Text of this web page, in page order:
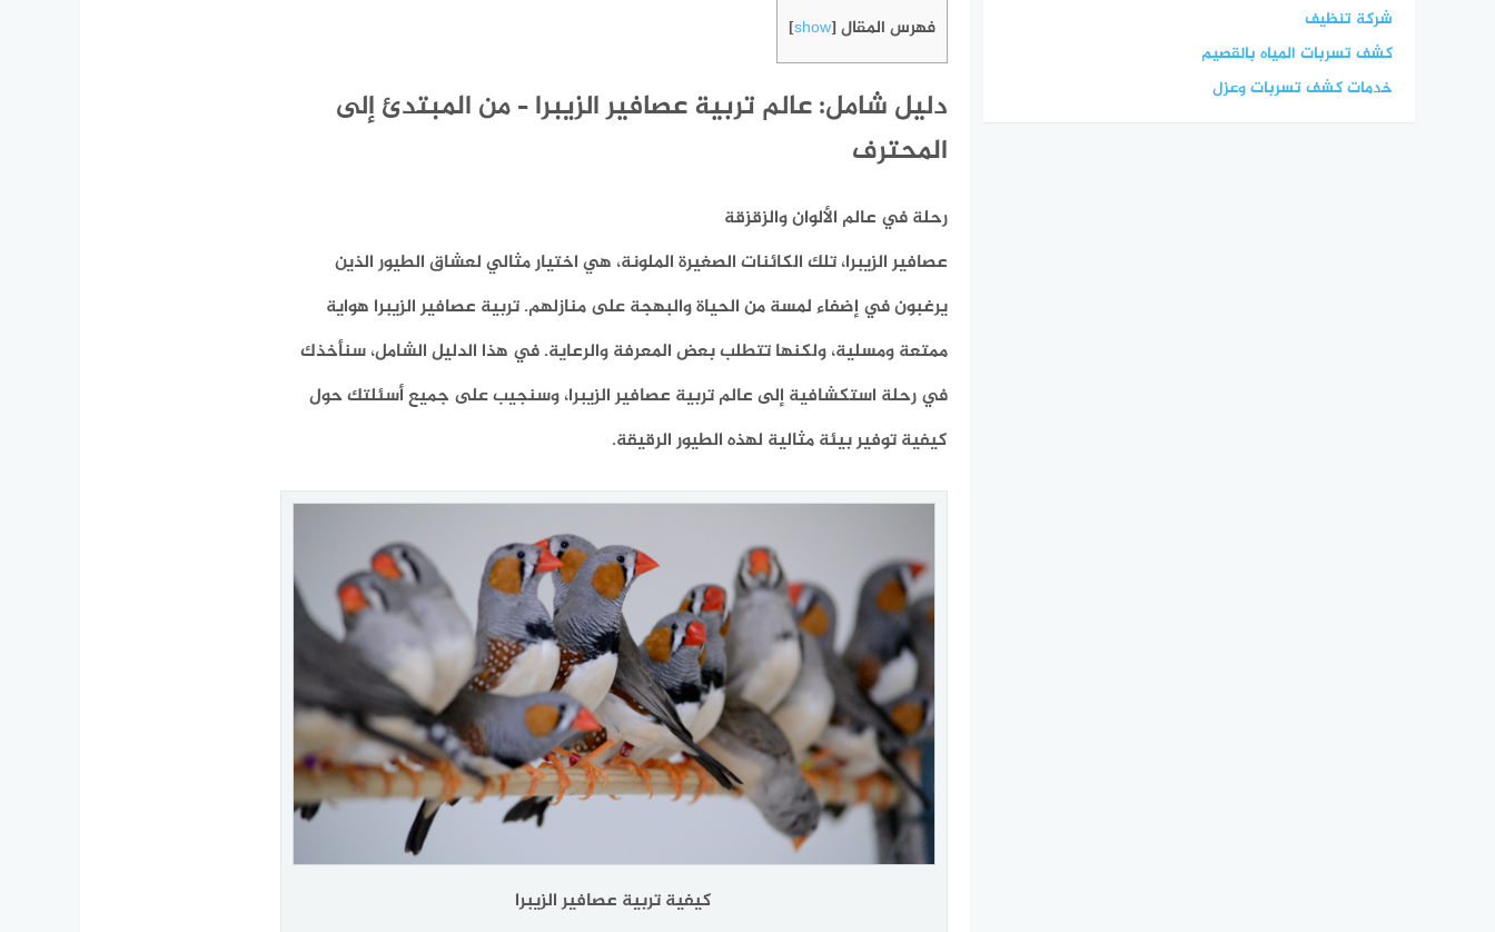
فهرس المقال [
show
]
دليل شامل: عالم تربية عصافير الزيبرا – من المبتدئ إلى
المحترف
رحلة في عالم الألوان والزقزقة
عصافير الزيبرا، تلك الكائنات الصغيرة الملونة، هي اختيار مثالي لعشاق الطيور الذين
يرغبون في إضفاء لمسة من الحياة والبهجة على منازلهم. تربية عصافير الزيبرا هواية
ممتعة ومسلية، ولكنها تتطلب بعض المعرفة والرعاية. في هذا الدليل الشامل، سنأخذك
في رحلة استكشافية إلى عالم تربية عصافير الزيبرا، وسنجيب على جميع أسئلتك حول
كيفية توفير بيئة مثالية لهذه الطيور الرقيقة.
كيفية تربية عصافير الزيبرا
شركة تنظيف
كشف تسربات المياه بالقصيم
خدمات كشف تسربات وعزل